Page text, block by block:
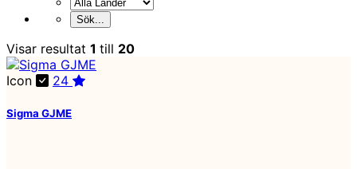
Visar resultat 1 till 20
Icon
24
Sigma GJME